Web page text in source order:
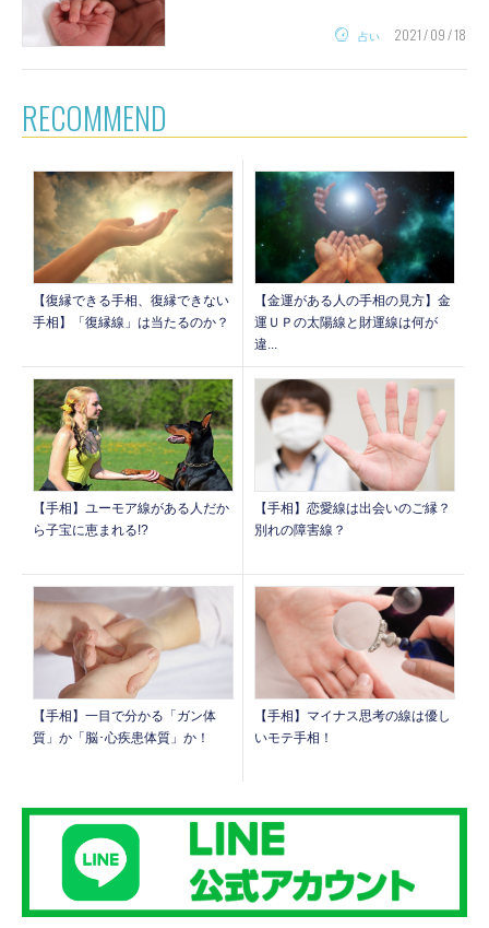
占い 2021 / 09 / 18
RECOMMEND
【復縁できる手相、復縁できない
手相】「復縁線」は当たるのか？
【金運がある人の手相の見方】金
運ＵＰの太陽線と財運線は何が
違...
【手相】ユーモア線がある人だか
ら子宝に恵まれる!?
【手相】恋愛線は出会いのご縁？
別れの障害線？
【手相】一目で分かる「ガン体
質」か「脳･心疾患体質」か！
【手相】マイナス思考の線は優し
いモテ手相！